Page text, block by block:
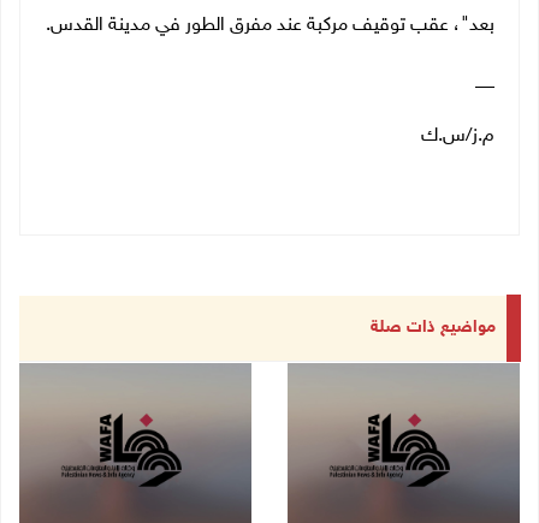
بعد"، عقب توقيف مركبة عند مفرق الطور في مدينة القدس.
م.ز/س.ك
مواضيع ذات صلة